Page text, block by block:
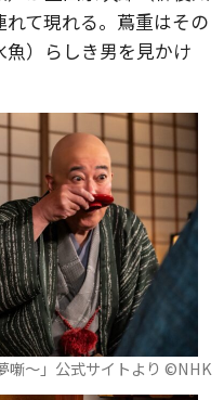
て現れる。蔦重はその
）らしき男を見かけ
噺～」公式サイトより ©️NHK